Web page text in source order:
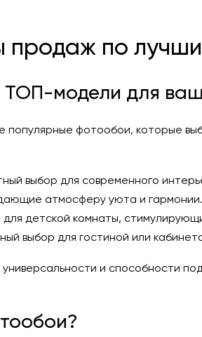
продаж по
модели для
популярные фотообои, которые
выбор для современного
атмосферу уюта и гармонии.
для детской комнаты,
выбор для гостиной или
и способности